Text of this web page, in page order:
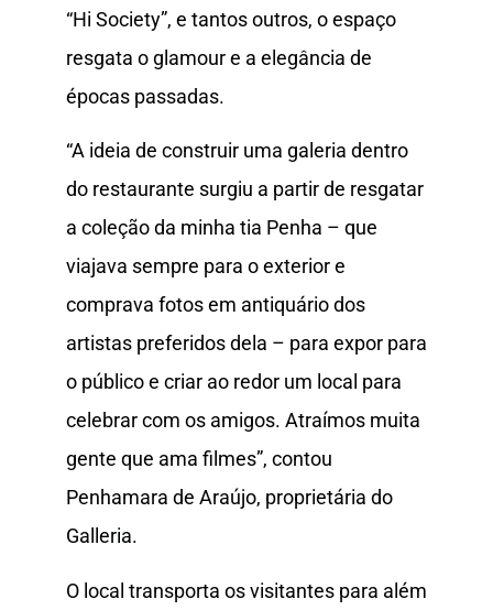
“Hi Society”, e tantos outros, o espaço
resgata o glamour e a elegância de
épocas passadas.
“A ideia de construir uma galeria dentro
do restaurante surgiu a partir de resgatar
a coleção da minha tia Penha – que
viajava sempre para o exterior e
comprava fotos em antiquário dos
artistas preferidos dela – para expor para
o público e criar ao redor um local para
celebrar com os amigos. Atraímos muita
gente que ama filmes”, contou
Penhamara de Araújo, proprietária do
Galleria.
O local transporta os visitantes para além